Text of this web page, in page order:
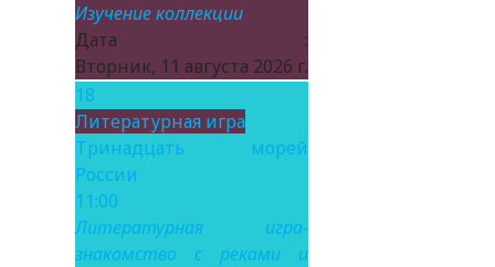
Изучение коллекции
Дата :
Вторник, 11 августа 2026 г.
18
Литературная игра
Тринадцать морей
России
11:00
Литературная игра-
знакомство с реками и